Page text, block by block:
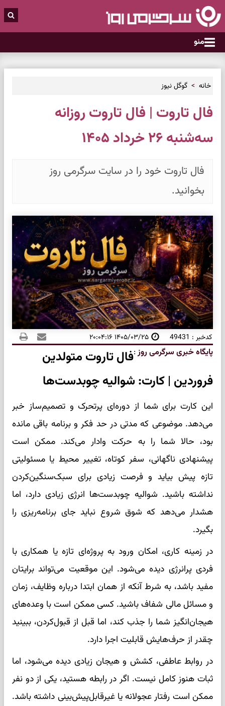
منو
خانه گوگل نیوز
فال تاروت | فال تاروت روزانه
سه‌شنبه ۲۶ خرداد ۱۴۰۵
فال تاروت خود را در سایت سرگرمی روز
بخوانید.
کدخبر : 49431 ۱۴۰۵/۰۳/۲۵ ۲۰:۰۴:۱۶
پایگاه خبری سرگرمی روز:فال تاروت متولدین
فروردین | کارت: شوالیه چوبدست‌ها
این کارت برای شما از دوره‌ای پرتحرک و تصمیم‌ساز خبر
می‌دهد. موضوعی که مدتی در حد فکر و برنامه باقی مانده
بود، حالا شما را به حرکت وادار می‌کند. ممکن است
پیشنهادی ناگهانی، سفر کوتاه، تغییر محیط یا مسئولیتی
تازه پیش بیاید و فرصت زیادی برای سبک‌سنگین‌کردن
نداشته باشید. شوالیه چوبدست‌ها انرژی زیادی دارد، اما
هشدار می‌دهد که شوق شروع نباید جای برنامه‌ریزی را
بگیرد.
در زمینه کاری، امکان ورود به پروژه‌ای تازه یا همکاری با
فردی پرانرژی دیده می‌شود. این موقعیت می‌تواند برایتان
مفید باشد، به شرط آنکه از همان ابتدا درباره وظایف، زمان
و مسائل مالی شفاف باشید. کسی ممکن است با وعده‌های
هیجان‌انگیز شما را جذب کند، اما قبل از قبول‌کردن، ببینید
چقدر از حرف‌هایش قابلیت اجرا دارد.
در روابط عاطفی، کشش و هیجان زیادی دیده می‌شود، اما
ثبات هنوز کامل نیست. اگر در رابطه هستید، یکی از دو نفر
ممکن است رفتار عجولانه یا غیرقابل‌پیش‌بینی داشته باشد.